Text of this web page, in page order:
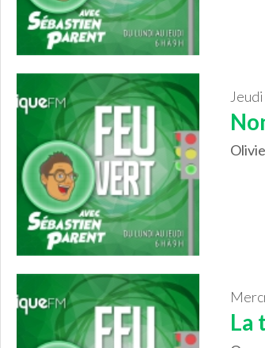
La